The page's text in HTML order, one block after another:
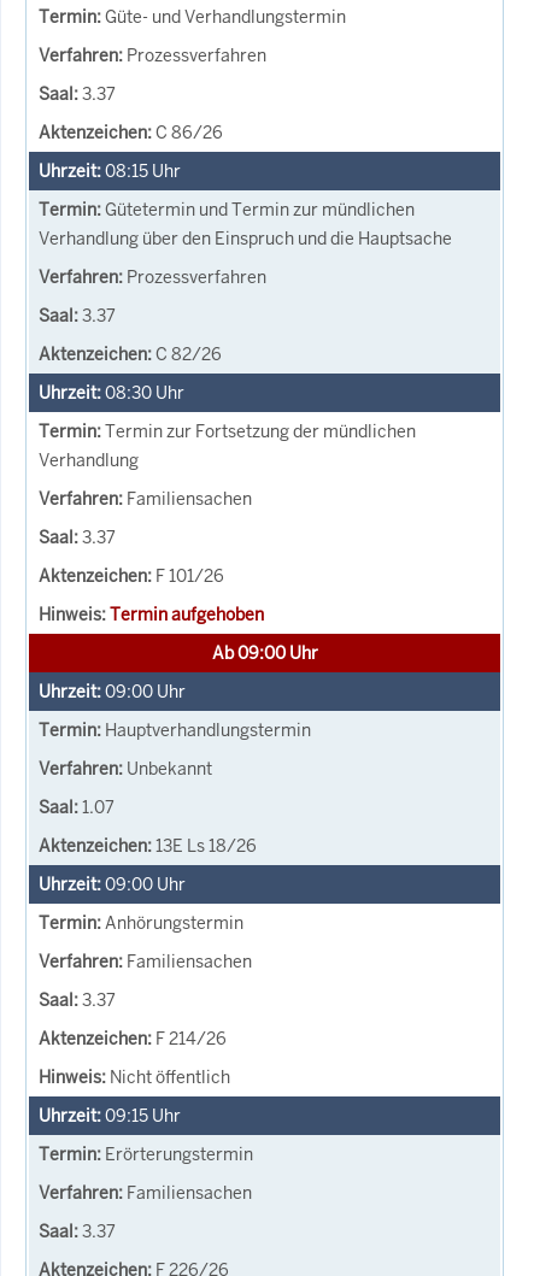
Güte- und Verhandlungstermin
Prozessverfahren
3.37
C 86/26
08:15 Uhr
Gütetermin und Termin zur mündlichen
Verhandlung über den Einspruch und die Hauptsache
Prozessverfahren
3.37
C 82/26
08:30 Uhr
Termin zur Fortsetzung der mündlichen
Verhandlung
Familiensachen
3.37
F 101/26
Termin aufgehoben
Ab 09:00 Uhr
09:00 Uhr
Hauptverhandlungstermin
Unbekannt
1.07
13E Ls 18/26
09:00 Uhr
Anhörungstermin
Familiensachen
3.37
F 214/26
Nicht öffentlich
09:15 Uhr
Erörterungstermin
Familiensachen
3.37
F 226/26